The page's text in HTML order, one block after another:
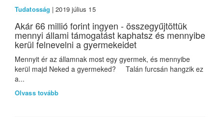
Tudatosság | 2019 július 15
Akár 66 millió forint ingyen - összegyűjtöttük
mennyi állami támogatást kaphatsz és mennyibe
kerül felnevelni a gyermekeidet
Mennyit ér az államnak most egy gyermek, és mennyibe
kerül majd Neked a gyermeked? Talán furcsán hangzik ez
a...
Olvass tovább